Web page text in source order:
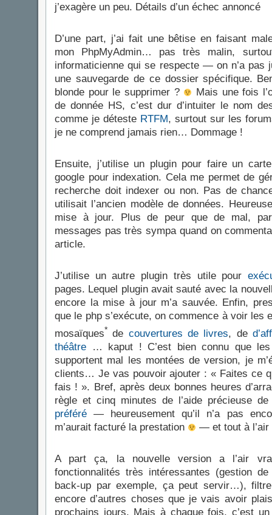
j’exagère un peu. Détails d’un échec annoncé
D’une part, j’ai fait une bêtise en faisant
mon PhpMyAdmin… pas très malin,
informaticienne qui se respecte — on n’a pas
une sauvegarde de ce dossier spécifique.
blonde pour le supprimer ?
Mais une fois
de donnée HS, c’est dur d’intuiter le nom
comme je déteste RTFM, surtout sur les
je ne comprend jamais rien… Dommage !
Ensuite, j’utilise un plugin pour faire un
google pour indexation. Cela me permet de
recherche doit indexer ou non. Pas de
utilisait l’ancien modèle de données.
mise à jour. Plus de peur que de mal,
messages pas très sympa quand on
article.
J’utilise un autre plugin très utile pour
pages. Lequel plugin avait sauté avec la
encore la mise à jour m’a sauvée. Enfin,
que le php s’exécute, on commence à voir les
mosaïques* de couvertures de livres, de
théâtre … kaput ! C’est bien connu que
supportent mal les montées de version, je
clients… Je vas pouvoir ajouter : « Faites ce
fais ! ». Bref, après deux bonnes heures
règle et cinq minutes de l’aide précieuse
préféré — heureusement qu’il n’a pas
m’aurait facturé la prestation
— et tout à l’air
A part ça, la nouvelle version a l’air
fonctionnalités très intéressantes (gestion
back-up par exemple, ça peut servir…),
encore d’autres choses que je vais avoir
prochains jours. Mais à chaque fois, c’est